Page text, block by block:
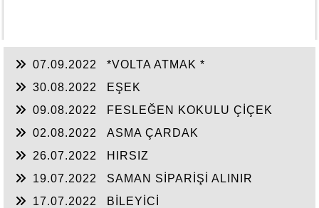
07.09.2022
*VOLTA ATMAK *
30.08.2022
EŞEK
09.08.2022
FESLEĞEN KOKULU ÇİÇEK
02.08.2022
ASMA ÇARDAK
26.07.2022
HIRSIZ
19.07.2022
SAMAN SİPARİŞİ ALINIR
17.07.2022
BİLEYİCİ